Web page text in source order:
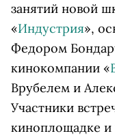
занятий новой
«Индустрия»,
Федором
кинокомпании «
Врубелем и
Участники
киноплощадке и